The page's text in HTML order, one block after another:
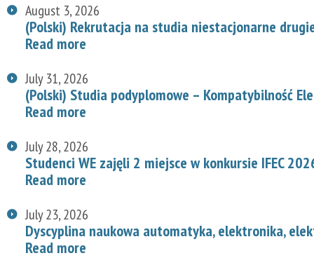
August 3, 2026
(Polski) Rekrutacja na studia niestacjonarne
Read more
July 31, 2026
(Polski) Studia podyplomowe – Kompatybilność
Read more
July 28, 2026
Studenci WE zajęli 2 miejsce w konkursie IFEC
Read more
July 23, 2026
Dyscyplina naukowa automatyka, elektronika,
Read more